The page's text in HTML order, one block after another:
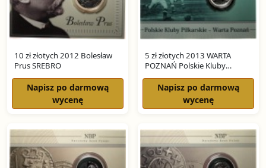
10 zł złotych 2012 Bolesław
Prus SREBRO
Napisz po darmową
wycenę
5 zł złotych 2013 WARTA
POZNAŃ Polskie Kluby
Piłkarskie SREBRO
Napisz po darmową
wycenę